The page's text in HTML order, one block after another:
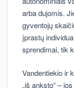
arba dujomis.
gyventojų
įprastų
sprendimai, tik
Vandentiekio ir
„iš anksto“ –